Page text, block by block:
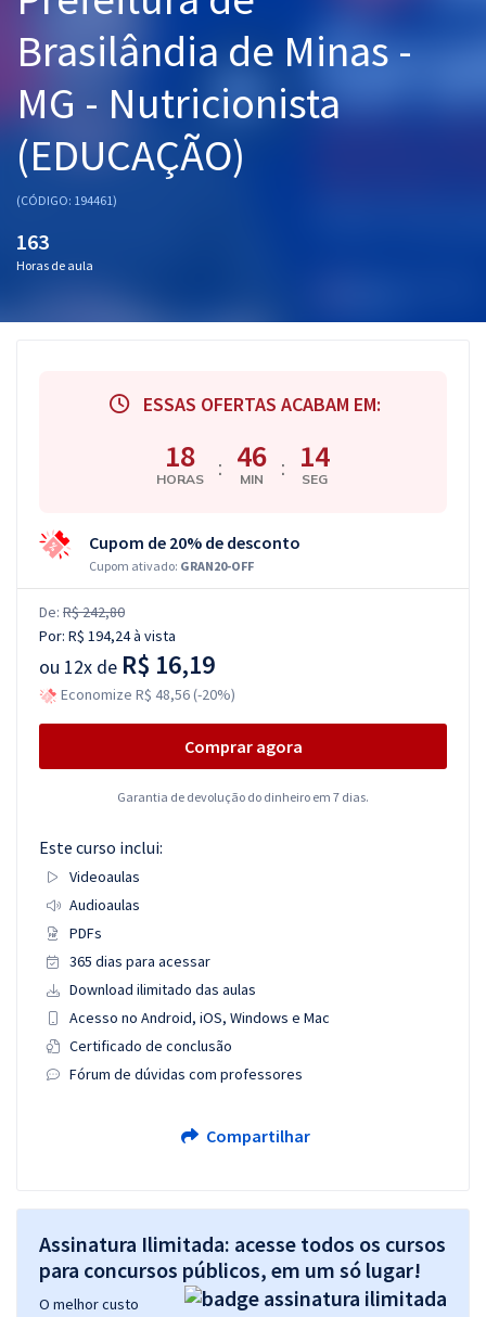
Graduação
OAB
Mentorias
Conteúdo gratuito
Atendimento
Brasilândia de Minas -
MG - Nutricionista
(EDUCAÇÃO)
(CÓDIGO: 194461)
163
Horas de aula
ESSAS OFERTAS ACABAM EM:
18
HORAS : 46
MIN : 13
SEG
Cupom de 20% de desconto
Cupom ativado: GRAN20-OFF
De: R$ 242,80
Por: R$ 194,24à vista
ou 12x de R$ 16,19
Economize R$ 48,56 (-20%)
Comprar agora
Garantia de devolução do dinheiro em 7 dias.
Este curso inclui:
Videoaulas
Audioaulas
PDFs
365 dias para acessar
Download ilimitado das aulas
Acesso no Android, iOS, Windows e Mac
Certificado de conclusão
Fórum de dúvidas com professores
Compartilhar
Assinatura Ilimitada: acesse todos os cursos
para concursos públicos, em um só lugar!
O melhor custo